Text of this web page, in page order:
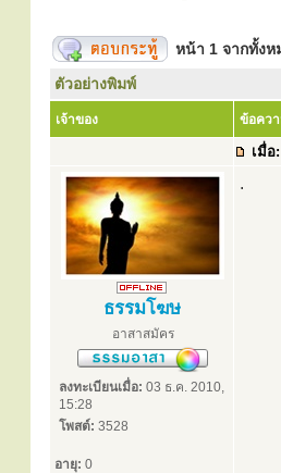
หน้า 1 จากทั้งห
ตัวอย่างพิมพ์
เจ้าของ ข้อคว
เมื่อ:
ธรรมโฆษ
อาสาสมัคร
ลงทะเบียนเมื่อ: 03 ธ.ค. 2010,
15:28
โพสต์: 3528
อายุ: 0
.